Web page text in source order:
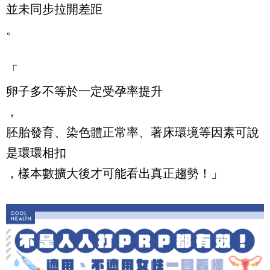
並未同步拉開差距
。
「
卵子多不等於一定受孕率提升
，
胚胎發育、染色體正常率、著床環境等因素可說
是環環相扣
，樣本數擴大後才可能看出真正趨勢！」